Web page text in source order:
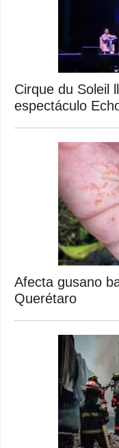
Cirque du Soleil
espectáculo
Afecta gusano
Querétaro